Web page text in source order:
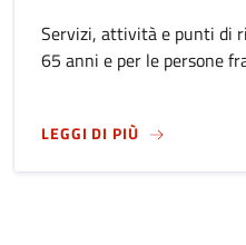
Servizi, attività e punti di
65 anni e per le persone
LEGGI DI PIÙSUCON IL